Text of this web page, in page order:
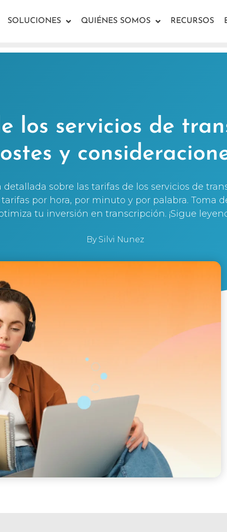
SOLUCIONES QUIÉNES SOMOS RECURSOS
los servicios de
y
detallada sobre las tarifas de los servicios de
por hora, por minuto y por palabra. Toma
tu inversión en transcripción. ¡Sigue
BySilvi Nunez